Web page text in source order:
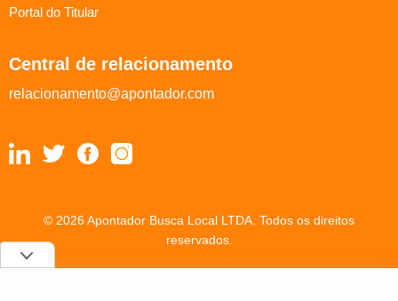
Portal do Titular
Central de relacionamento
relacionamento@apontador.com
© 2026 Apontador Busca Local LTDA. Todos os direitos
reservados.